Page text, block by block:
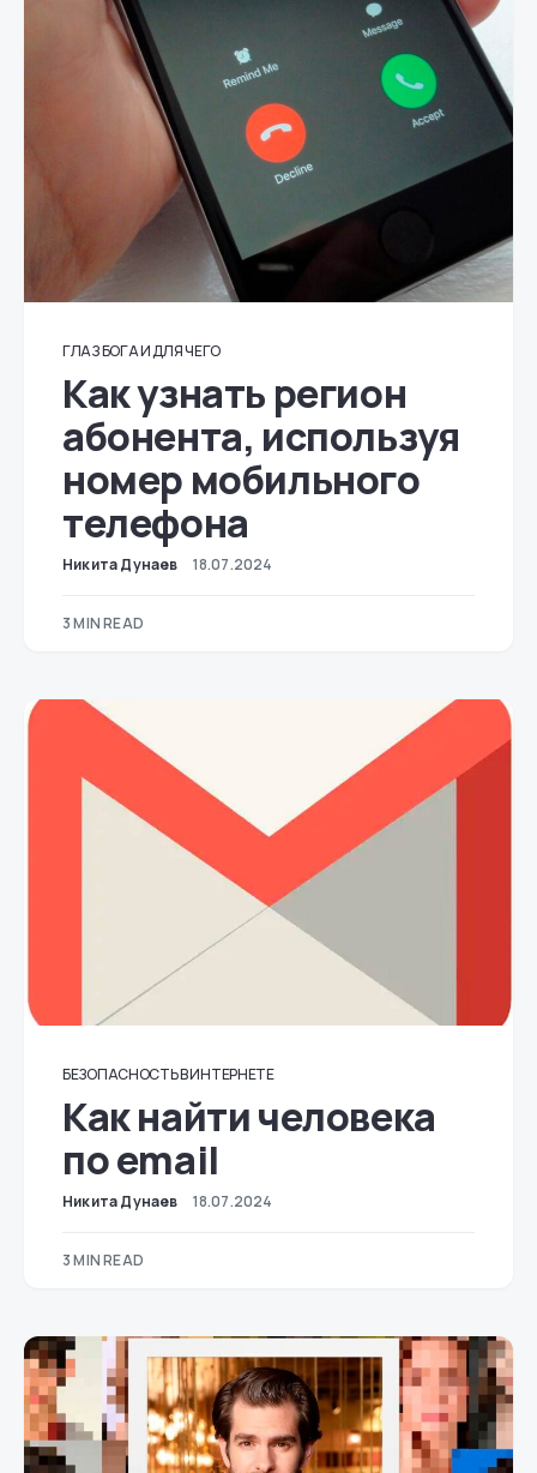
ГЛАЗ БОГА И ДЛЯ ЧЕГО
Как узнать регион
абонента, используя
номер мобильного
телефона
Никита Дунаев 18.07.2024
3 MIN READ
БЕЗОПАСНОСТЬ В ИНТЕРНЕТЕ
Как найти человека
по email
Никита Дунаев 18.07.2024
3 MIN READ